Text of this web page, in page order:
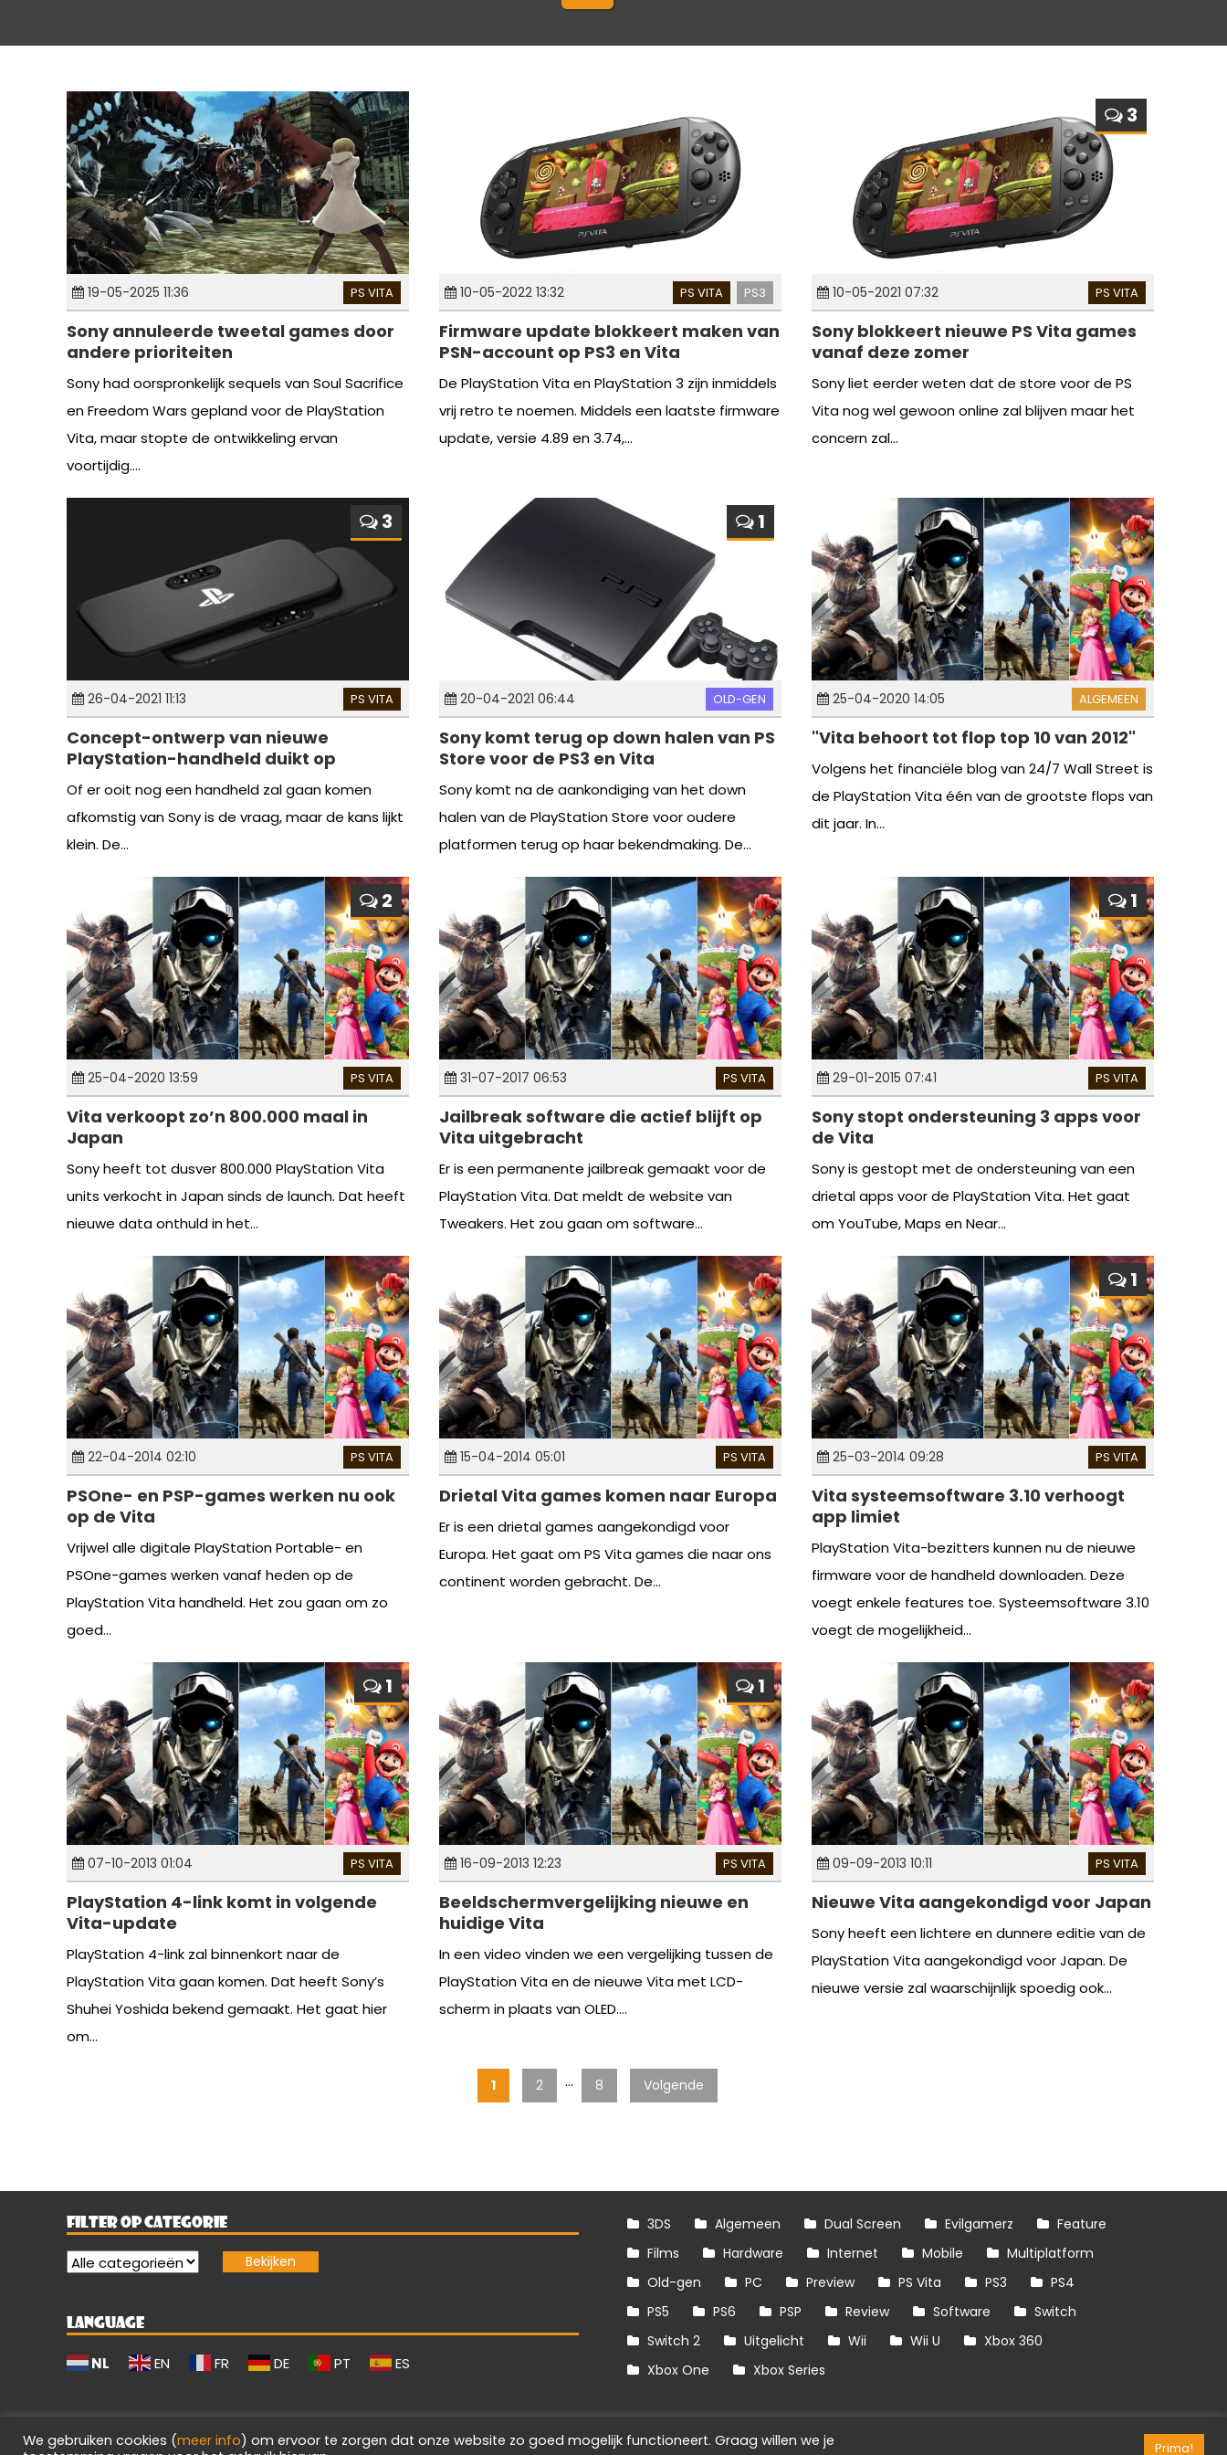
19-05-2025 11:36 PS VITA
Sony annuleerde tweetal games door
andere prioriteiten
Sony had oorspronkelijk sequels van Soul Sacrifice
en Freedom Wars gepland voor de PlayStation
Vita, maar stopte de ontwikkeling ervan
voortijdig....
10-05-2022 13:32 PS VITA PS3
Firmware update blokkeert maken van
PSN-account op PS3 en Vita
De PlayStation Vita en PlayStation 3 zijn inmiddels
vrij retro te noemen. Middels een laatste firmware
update, versie 4.89 en 3.74,...
3
10-05-2021 07:32 PS VITA
Sony blokkeert nieuwe PS Vita games
vanaf deze zomer
Sony liet eerder weten dat de store voor de PS
Vita nog wel gewoon online zal blijven maar het
concern zal...
3
26-04-2021 11:13 PS VITA
Concept-ontwerp van nieuwe
PlayStation-handheld duikt op
Of er ooit nog een handheld zal gaan komen
afkomstig van Sony is de vraag, maar de kans lijkt
klein. De...
1
20-04-2021 06:44 OLD-GEN
Sony komt terug op down halen van PS
Store voor de PS3 en Vita
Sony komt na de aankondiging van het down
halen van de PlayStation Store voor oudere
platformen terug op haar bekendmaking. De...
25-04-2020 14:05 ALGEMEEN
"Vita behoort tot flop top 10 van 2012"
Volgens het financiële blog van 24/7 Wall Street is
de PlayStation Vita één van de grootste flops van
dit jaar. In...
2
25-04-2020 13:59 PS VITA
Vita verkoopt zo’n 800.000 maal in
Japan
Sony heeft tot dusver 800.000 PlayStation Vita
units verkocht in Japan sinds de launch. Dat heeft
nieuwe data onthuld in het...
31-07-2017 06:53 PS VITA
Jailbreak software die actief blijft op
Vita uitgebracht
Er is een permanente jailbreak gemaakt voor de
PlayStation Vita. Dat meldt de website van
Tweakers. Het zou gaan om software...
1
29-01-2015 07:41 PS VITA
Sony stopt ondersteuning 3 apps voor
de Vita
Sony is gestopt met de ondersteuning van een
drietal apps voor de PlayStation Vita. Het gaat
om YouTube, Maps en Near...
22-04-2014 02:10 PS VITA
PSOne- en PSP-games werken nu ook
op de Vita
Vrijwel alle digitale PlayStation Portable- en
PSOne-games werken vanaf heden op de
PlayStation Vita handheld. Het zou gaan om zo
goed...
15-04-2014 05:01 PS VITA
Drietal Vita games komen naar Europa
Er is een drietal games aangekondigd voor
Europa. Het gaat om PS Vita games die naar ons
continent worden gebracht. De...
1
25-03-2014 09:28 PS VITA
Vita systeemsoftware 3.10 verhoogt
app limiet
PlayStation Vita-bezitters kunnen nu de nieuwe
firmware voor de handheld downloaden. Deze
voegt enkele features toe. Systeemsoftware 3.10
voegt de mogelijkheid...
1
07-10-2013 01:04 PS VITA
PlayStation 4-link komt in volgende
Vita-update
PlayStation 4-link zal binnenkort naar de
PlayStation Vita gaan komen. Dat heeft Sony’s
Shuhei Yoshida bekend gemaakt. Het gaat hier
om...
1
16-09-2013 12:23 PS VITA
Beeldschermvergelijking nieuwe en
huidige Vita
In een video vinden we een vergelijking tussen de
PlayStation Vita en de nieuwe Vita met LCD-
scherm in plaats van OLED....
09-09-2013 10:11 PS VITA
Nieuwe Vita aangekondigd voor Japan
Sony heeft een lichtere en dunnere editie van de
PlayStation Vita aangekondigd voor Japan. De
nieuwe versie zal waarschijnlijk spoedig ook...
1 2 … 8 Volgende
FILTER OP CATEGORIE
LANGUAGE
NL EN FR DE PT ES
3DS Algemeen Dual Screen Evilgamerz
Feature
Films
Hardware Internet Mobile
Multiplatform
Old-gen
PC Preview PS Vita PS3
PS4
PS5
PS6 PSP Review Software
Switch
Switch 2
Uitgelicht Wii Wii U
Xbox 360
Xbox One
Xbox Series
We gebruiken cookies (meer info) om ervoor te zorgen dat onze website zo goed mogelijk functioneert. Graag willen we je
Prima!